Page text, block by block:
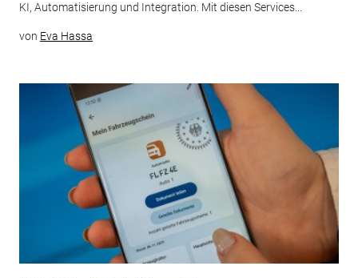
KI, Automatisierung und Integration. Mit diesen Services...
von Eva Hassa